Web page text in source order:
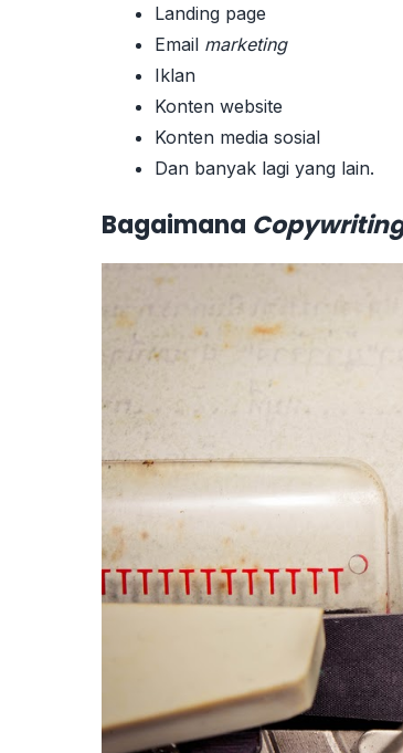
Landing page
Email marketing
Iklan
Konten website
Konten media sosial
Dan banyak lagi yang lain.
Bagaimana